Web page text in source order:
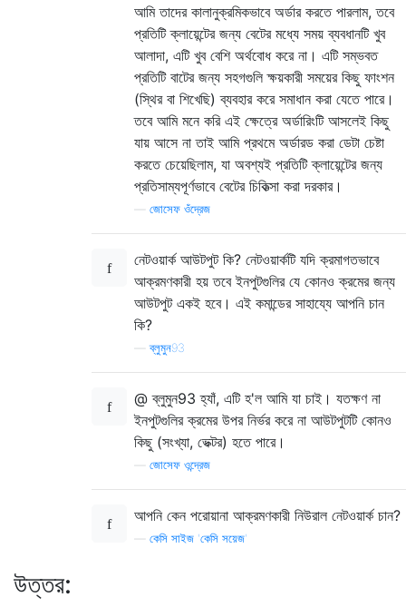
আমি তাদের কালানুক্রমিকভাবে অর্ডার করতে পারলাম, তবে
প্রতিটি ক্লায়েন্টের জন্য বেটের মধ্যে সময় ব্যবধানটি খুব
আলাদা, এটি খুব বেশি অর্থবোধ করে না। এটি সম্ভবত
প্রতিটি বাটের জন্য সহগগুলি ক্ষয়কারী সময়ের কিছু ফাংশন
(স্থির বা শিখেছি) ব্যবহার করে সমাধান করা যেতে পারে।
তবে আমি মনে করি এই ক্ষেত্রে অর্ডারিংটি আসলেই কিছু
যায় আসে না তাই আমি প্রথমে অর্ডারড করা ডেটা চেষ্টা
করতে চেয়েছিলাম, যা অবশ্যই প্রতিটি ক্লায়েন্টের জন্য
প্রতিসাম্যপূর্ণভাবে বেটের চিকিত্সা করা দরকার।
জোসেফ ওঁদ্রেজ
নেটওয়ার্ক আউটপুট কি? নেটওয়ার্কটি যদি ক্রমাগতভাবে
আক্রমণকারী হয় তবে ইনপুটগুলির যে কোনও ক্রমের জন্য
আউটপুট একই হবে। এই কমান্ডের সাহায্যে আপনি চান
কি?
—ব্লুমুন93
@ ব্লুমুন93 হ্যাঁ, এটি হ'ল আমি যা চাই। যতক্ষণ না
ইনপুটগুলির ক্রমের উপর নির্ভর করে না আউটপুটটি কোনও
কিছু (সংখ্যা, ভেক্টর) হতে পারে।
জোসেফ ওন্দ্রেজ
আপনি কেন পরোয়ানা আক্রমণকারী নিউরাল নেটওয়ার্ক চান?
কেসি সাইজ 'কেসি সয়েজ'
উত্তর: